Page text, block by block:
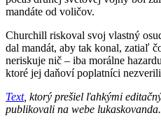
mandáte od voličov.
Churchill riskoval svoj vlastný
dal mandát, aby tak konal, zatiaľ
neriskuje nič – iba morálne
ktoré jej daňoví poplatníci
Text, ktorý prešiel ľahkými
publikovali na webe